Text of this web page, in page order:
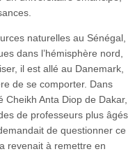
naturelles au Sénégal,
dans l’hémisphère nord,
il est allé au Danemark,
de se comporter. Dans
Cheikh Anta Diop de Dakar,
de professeurs plus âgés
de questionner ce
revenait à remettre en